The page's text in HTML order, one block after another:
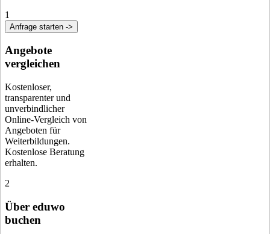
1
Anfrage starten ->
Angebote
vergleichen
Kostenloser,
transparenter und
unverbindlicher
Online-Vergleich von
Angeboten für
Weiterbildungen.
Kostenlose Beratung
erhalten.
2
Über eduwo
buchen